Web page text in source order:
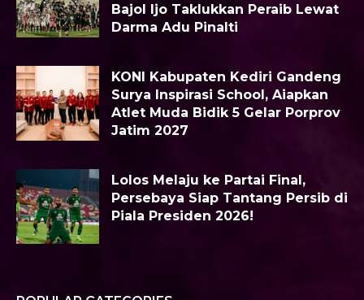
Bajol Ijo Taklukkan Peraib Lewat
Darma Adu Pinalti
KONI Kabupaten Kediri Gandeng
Surya Inspirasi School, Aiapkan
Atlet Muda Bidik 5 Gelar Porprov
Jatim 2027
Lolos Melaju ke Partai Final,
Persebaya Siap Tantang Persib di
Piala Presiden 2026!